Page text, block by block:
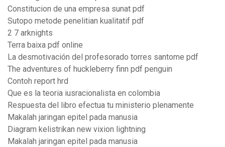
Constitucion de una empresa sunat pdf
Sutopo metode penelitian kualitatif pdf
2 7 arknights
Terra baixa pdf online
La desmotivación del profesorado torres santome pdf
The adventures of huckleberry finn pdf penguin
Contoh report hrd
Que es la teoria iusracionalista en colombia
Respuesta del libro efectua tu ministerio plenamente
Makalah jaringan epitel pada manusia
Diagram kelistrikan new vixion lightning
Makalah jaringan epitel pada manusia